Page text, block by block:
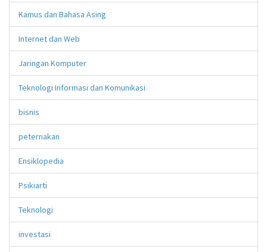
Kamus dan Bahasa Asing
Internet dan Web
Jaringan Komputer
Teknologi Informasi dan Komunikasi
bisnis
peternakan
Ensiklopedia
Psikiarti
Teknologi
investasi